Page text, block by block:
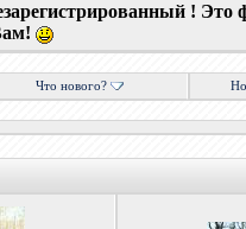
!
Что нового?